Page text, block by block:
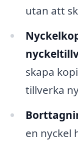
utan att
skapa
tillverka
en nyckel